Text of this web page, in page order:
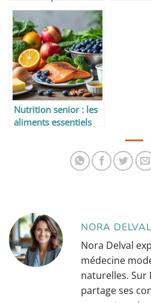
après 60 ans
Nutrition senior : les
aliments essentiels
NORA DELVAL
Nora Delval
médecine
naturelles. Sur
partage ses